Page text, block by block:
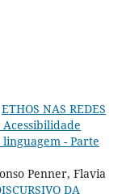
ETHOS NAS REDES
Acessibilidade
- Parte
Penner, Flavia
DA